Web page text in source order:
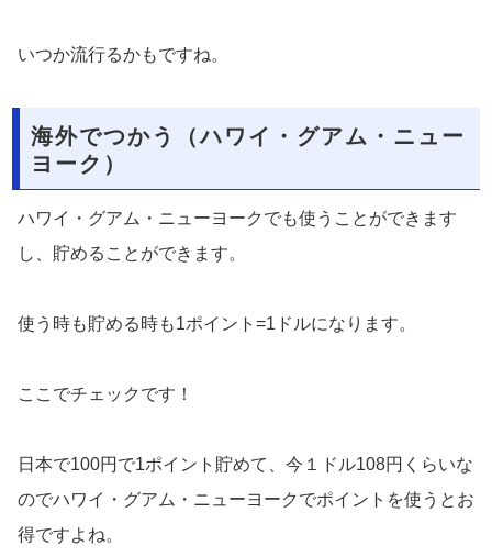
いつか流行るかもですね。
海外でつかう（ハワイ・グアム・ニュー
ヨーク）
ハワイ・グアム・ニューヨークでも使うことができます
し、貯めることができます。
使う時も貯める時も1ポイント=1ドルになります。
ここでチェックです！
日本で100円で1ポイント貯めて、今１ドル108円くらいな
のでハワイ・グアム・ニューヨークでポイントを使うとお
得ですよね。